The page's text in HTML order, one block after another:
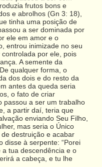
frutos bons e
e abrolhos (Gn 3: 18),
tinha uma posição de
a ser dominada por
ele em amor e o
entrou inimizade no seu
por ele, pois
A semente da
qualquer forma, o
dos dois e do resto da
antes da queda seria
o fato de criar
passou a ser um trabalho
a partir daí, teria que
enviando Seu Filho,
mas seria o Único
destruição e acabar
disse à serpente: “Porei
tua descendência e o
a cabeça, e tu lhe